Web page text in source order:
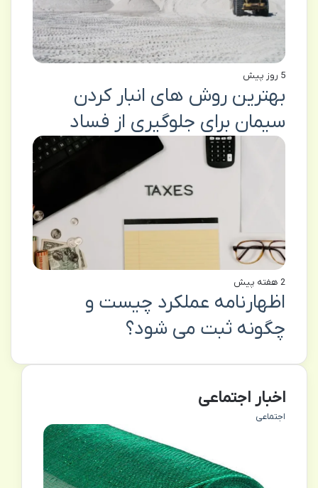
5 روز پیش
بهترین روش های انبار کردن
سیمان برای جلوگیری از فساد
2 هفته پیش
اظهارنامه عملکرد چیست و
چگونه ثبت می شود؟
اخبار اجتماعی
اجتماعی